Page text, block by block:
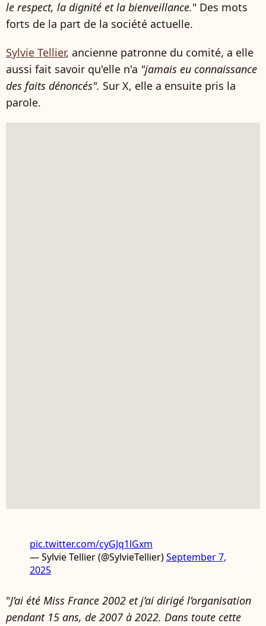
le respect, la dignité et la bienveillance." Des mots
forts de la part de la société actuelle.
Sylvie Tellier, ancienne patronne du comité, a elle
aussi fait savoir qu'elle n'a "jamais eu connaissance
des faits dénoncés". Sur X, elle a ensuite pris la
parole.
pic.twitter.com/cyGJq1lGxm
— Sylvie Tellier (@SylvieTellier)September 7,
2025
"J’ai été Miss France 2002 et j’ai dirigé l’organisation
pendant 15 ans, de 2007 à 2022. Dans toute cette